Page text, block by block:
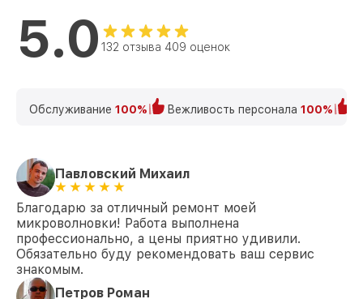
5.0 132 отзыва 409 оценок
Обслуживание 100% Вежливость персонала 100%
Павловский Михаил
Благодарю за отличный ремонт моей
микроволновки! Работа выполнена
профессионально, а цены приятно удивили.
Обязательно буду рекомендовать ваш сервис
знакомым.
Петров Роман